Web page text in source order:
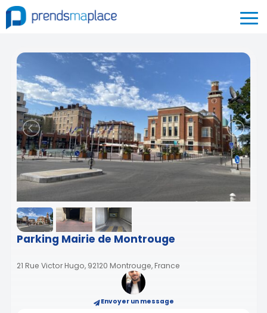
Parking Mairie de Montrouge
21 Rue Victor Hugo, 92120 Montrouge, France
Envoyer un message